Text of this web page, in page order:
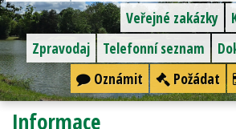
Veřejné zakázky
Telefonní seznam
Zpravodaj
Požádat
Oznámit
Informace